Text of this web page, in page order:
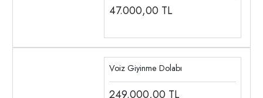
47.000,00 TL
Voiz Giyinme Dolabı
249.000,00 TL